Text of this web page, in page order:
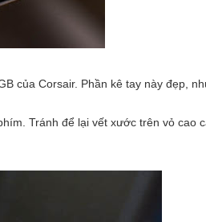
của Corsair. Phần kê tay này đẹp,
Tránh để lại vết xước trên vỏ cao